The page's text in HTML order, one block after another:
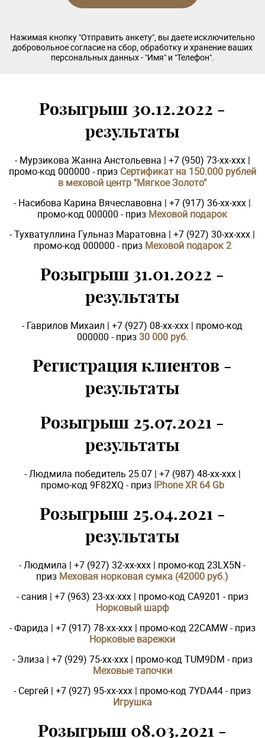
Нажимая кнопку "Отправить анкету", вы даете исключительно
добровольное согласие на сбор, обработку и хранение ваших
персональных данных - "Имя" и "Телефон".
Розыгрыш 30.12.2022 -
результаты
- Мурзикова Жанна Анстольевна | +7 (950) 73-xx-xxx |
промо-код 000000 - приз Сертификат на 150.000 рублей
в меховой центр "Мягкое Золото"
- Насибова Карина Вячеславовна | +7 (917) 36-xx-xxx |
промо-код 000000 - приз Меховой подарок
- Тухватуллина Гульназ Маратовна | +7 (927) 30-xx-xxx |
промо-код 000000 - приз Меховой подарок 2
Розыгрыш 31.01.2022 -
результаты
- Гаврилов Михаил | +7 (927) 08-xx-xxx | промо-код
000000 - приз30 000 руб.
Регистрация клиентов -
результаты
Розыгрыш 25.07.2021 -
результаты
- Людмила победитель 25.07 | +7 (987) 48-xx-xxx |
промо-код 9F82XQ - приз IPhone XR 64 Gb
Розыгрыш 25.04.2021 -
результаты
- Людмила | +7 (927) 32-xx-xxx | промо-код 23LX5N -
приз Меховая норковая сумка (42000 руб.)
- сания | +7 (963) 23-xx-xxx | промо-код CA9201 - приз
Норковый шарф
- Фарида | +7 (917) 78-xx-xxx | промо-код 22CAMW - приз
Норковые варежки
- Элиза | +7 (929) 75-xx-xxx | промо-код TUM9DM - приз
Меховые тапочки
- Сергей | +7 (927) 95-xx-xxx | промо-код 7YDA44 - приз
Игрушка
Розыгрыш 08.03.2021 -